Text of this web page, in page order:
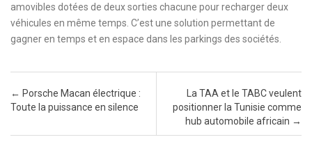
amovibles dotées de deux sorties chacune pour recharger deux
véhicules en même temps. C’est une solution permettant de
gagner en temps et en espace dans les parkings des sociétés.
Post navigation
← Porsche Macan électrique :
Toute la puissance en silence
La TAA et le TABC veulent
positionner la Tunisie comme
hub automobile africain →